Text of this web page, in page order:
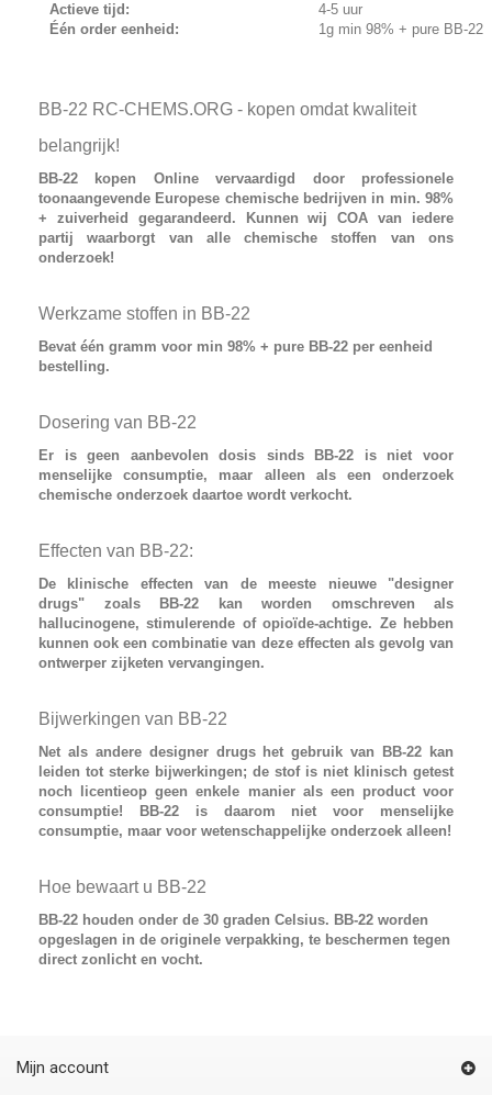
Actieve tijd:
Één order eenheid:
4-5 uur
1g min 98% + pure BB-22
BB-22 RC-CHEMS.ORG - kopen omdat kwaliteit
belangrijk!
BB-22 kopen Online vervaardigd door professionele
toonaangevende Europese chemische bedrijven in min. 98%
+ zuiverheid gegarandeerd. Kunnen wij COA van iedere
partij waarborgt van alle chemische stoffen van ons
onderzoek!
Werkzame stoffen in BB-22
Bevat één gramm voor min 98% + pure BB-22 per eenheid
bestelling.
Dosering van BB-22
Er is geen aanbevolen dosis sinds BB-22 is niet voor
menselijke consumptie, maar alleen als een onderzoek
chemische onderzoek daartoe wordt verkocht.
Effecten van BB-22:
De klinische effecten van de meeste nieuwe "designer
drugs" zoals BB-22 kan worden omschreven als
hallucinogene, stimulerende of opioïde-achtige. Ze hebben
kunnen ook een combinatie van deze effecten als gevolg van
ontwerper zijketen vervangingen.
Bijwerkingen van BB-22
Net als andere designer drugs het gebruik van BB-22 kan
leiden tot sterke bijwerkingen; de stof is niet klinisch getest
noch licentieop geen enkele manier als een product voor
consumptie! BB-22 is daarom niet voor menselijke
consumptie, maar voor wetenschappelijke onderzoek alleen!
Hoe bewaart u BB-22
BB-22 houden onder de 30 graden Celsius. BB-22 worden
opgeslagen in de originele verpakking, te beschermen tegen
direct zonlicht en vocht.
Mijn account